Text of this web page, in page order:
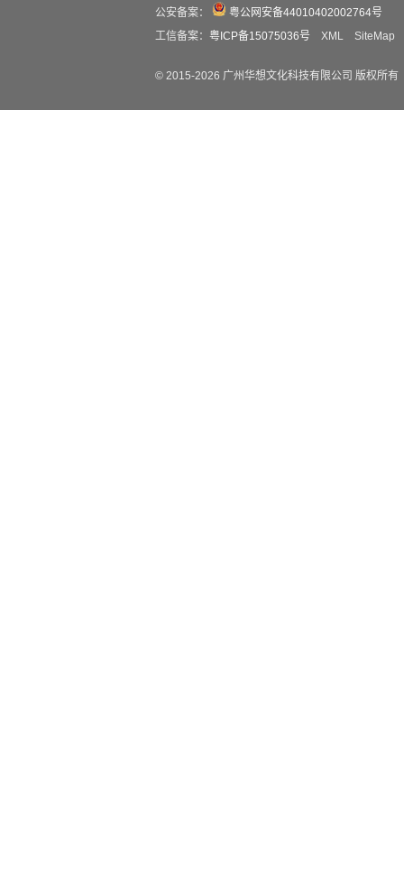
公安备案：
粤公网安备44010402002764号
工信备案： 粤ICP备15075036号 XML SiteMap
© 2015-2026 广州华想文化科技有限公司 版权所有